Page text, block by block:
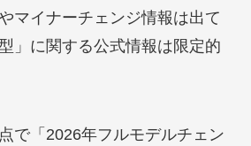
マイナーチェンジ情報は出て
」に関する公式情報は限定的
で「2026年フルモデルチェン